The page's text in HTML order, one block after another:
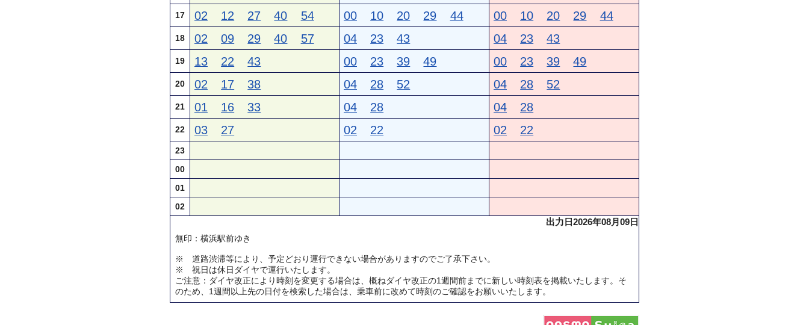
17 02 12 27 40 54 00 10 20 29 44 00 10 20 29 44
18 02 09 29 40 57 04 23 43 04 23 43
19 13 22 43 00 23 39 49 00 23 39 49
20 02 17 38 04 28 52 04 28 52
21 01 16 33 04 28 04 28
22 03 27 02 22 02 22
23
00
01
02
出力日2026年08月09日
無印：横浜駅前ゆき
※ 道路渋滞等により、予定どおり運行できない場合がありますのでご了承下さい。
※ 祝日は休日ダイヤで運行いたします。
ご注意：ダイヤ改正により時刻を変更する場合は、概ねダイヤ改正の1週間前までに新しい時刻表を掲載いたします。そ
のため、1週間以上先の日付を検索した場合は、乗車前に改めて時刻のご確認をお願いいたします。